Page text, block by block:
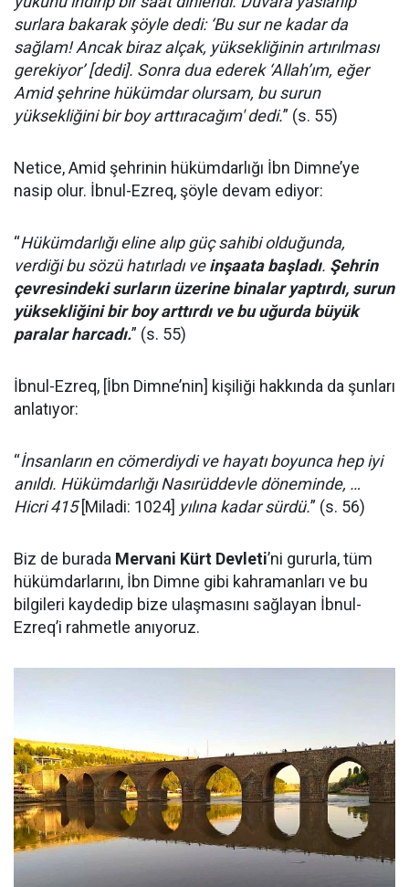
surlara bakarak şöyle dedi: ‘Bu sur ne kadar da
sağlam! Ancak biraz alçak, yüksekliğinin artırılması
gerekiyor’ [dedi]. Sonra dua ederek ‘Allah’ım, eğer
Amid şehrine hükümdar olursam, bu surun
yüksekliğini bir boy arttıracağım' dedi.” (s. 55)
Netice, Amid şehrinin hükümdarlığı İbn Dimne’ye
nasip olur. İbnul-Ezreq, şöyle devam ediyor:
“Hükümdarlığı eline alıp güç sahibi olduğunda,
verdiği bu sözü hatırladı veinşaata başladı. Şehrin
çevresindeki surların üzerine binalar yaptırdı, surun
yüksekliğini bir boy arttırdı ve bu uğurda büyük
paralar harcadı.” (s. 55)
İbnul-Ezreq, [İbn Dimne’nin] kişiliği hakkında da şunları
anlatıyor:
“İnsanların en cömerdiydi ve hayatı boyunca hep iyi
anıldı. Hükümdarlığı Nasırüddevle döneminde, …
Hicri 415[Miladi: 1024] yılına kadar sürdü.” (s. 56)
Biz de burada Mervani Kürt Devleti’ni gururla, tüm
hükümdarlarını, İbn Dimne gibi kahramanları ve bu
bilgileri kaydedip bize ulaşmasını sağlayan İbnul-
Ezreq’i rahmetle anıyoruz.